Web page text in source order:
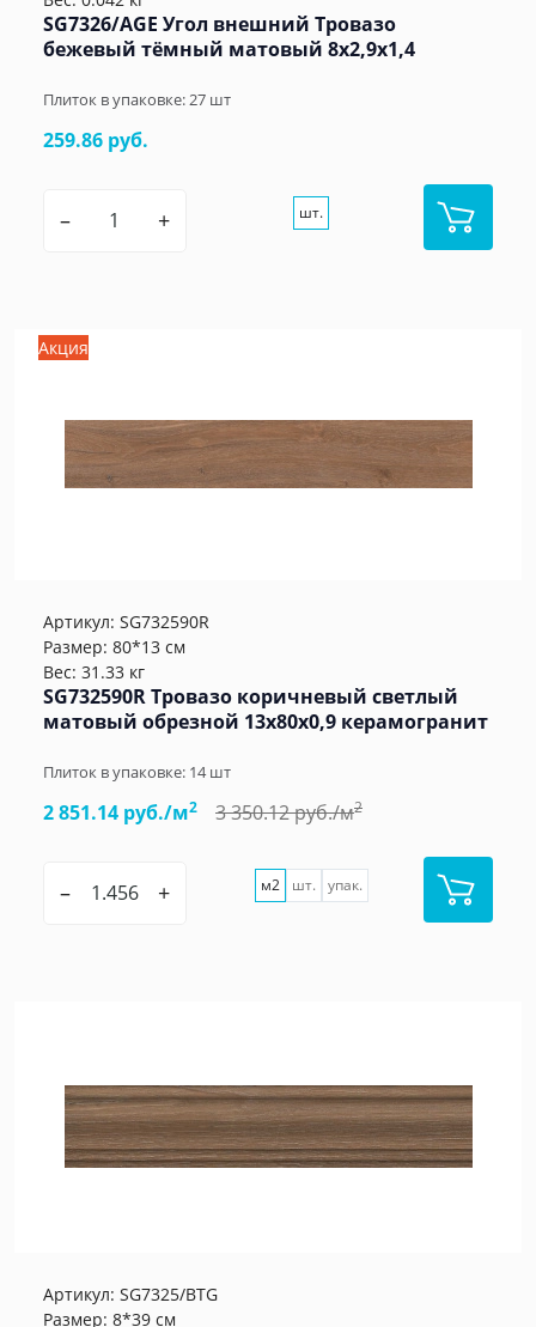
SG7326/AGE Угол внешний Тровазо
бежевый тёмный матовый 8x2,9x1,4
Плиток в упаковке:27 шт
259.86 руб.
– + шт.
Акция
Артикул: SG732590R
Размер: 80*13 см
Вес: 31.33 кг
SG732590R Тровазо коричневый светлый
матовый обрезной 13x80x0,9 керамогранит
Плиток в упаковке: 14шт
2 851.14 руб./м2 3 350.12 руб./м2
– + м2 шт. упак.
Артикул: SG7325/BTG
Размер: 8*39 см